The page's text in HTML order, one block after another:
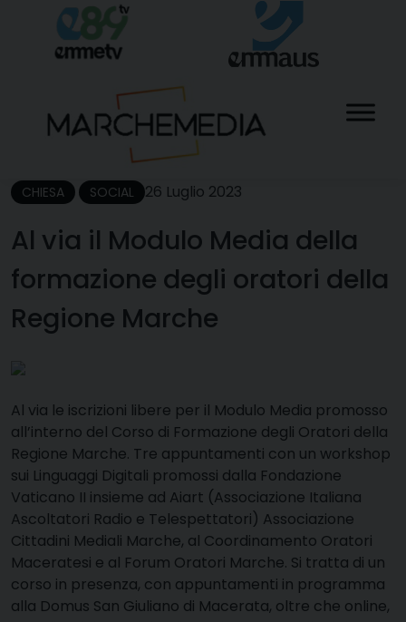
content
CHIESA SOCIAL 26 Luglio 2023
Al via il Modulo Media della
formazione degli oratori della
Regione Marche
Al via le iscrizioni libere per il Modulo Media promosso
all’interno del Corso di Formazione degli Oratori della
Regione Marche. Tre appuntamenti con un workshop
sui Linguaggi Digitali promossi dalla Fondazione
Vaticano II insieme ad Aiart (Associazione Italiana
Ascoltatori Radio e Telespettatori) Associazione
Cittadini Mediali Marche, al Coordinamento Oratori
Maceratesi e al Forum Oratori Marche. Si tratta di un
corso in presenza, con appuntamenti in programma
alla Domus San Giuliano di Macerata, oltre che online,